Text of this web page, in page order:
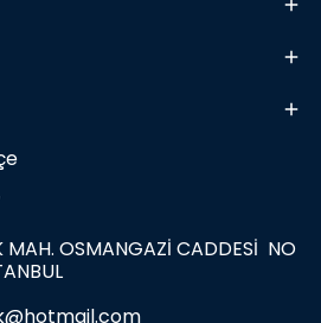
OSMANGAZİ CADDESİ NO